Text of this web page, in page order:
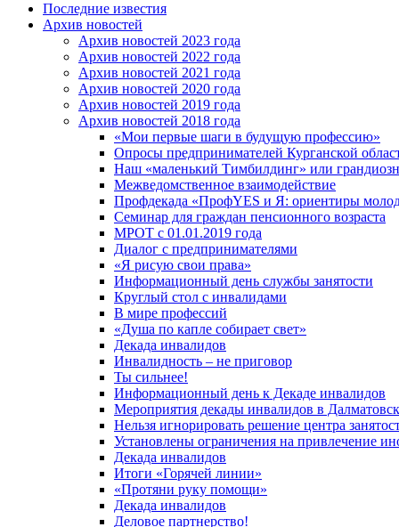
Последние известия
Архив новостей
Архив новостей 2023 года
Архив новостей 2022 года
Архив новостей 2021 года
Архив новостей 2020 года
Архив новостей 2019 года
Архив новостей 2018 года
«Мои первые шаги в будущую профессию»
Опросы предпринимателей Курганской
Наш «маленький Тимбилдинг» или
Межведомственное взаимодействие
Профдекада «ПрофYES и Я: ориентиры
Семинар для граждан пенсионного возраста
МРОТ с 01.01.2019 года
Диалог с предпринимателями
«Я рисую свои права»
Информационный день службы занятости
Круглый стол с инвалидами
В мире профессий
«Душа по капле собирает свет»
Декада инвалидов
Инвалидность – не приговор
Ты сильнее!
Информационный день к Декаде инвалидов
Мероприятия декады инвалидов в
Нельзя игнорировать решение центра
Установлены ограничения на привлечение
Декада инвалидов
Итоги «Горячей линии»
«Протяни руку помощи»
Декада инвалидов
Деловое партнерство!